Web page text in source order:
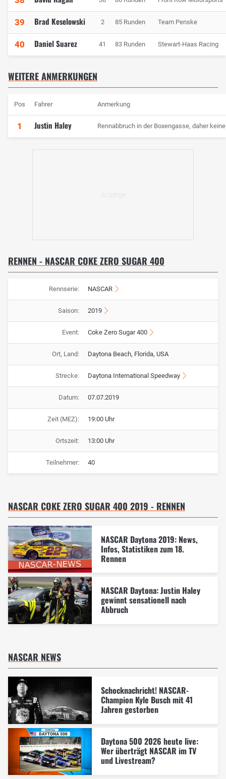
39 Brad Keselowski 2 85 Runden Team Penske
40 Daniel Suarez 41 83 Runden Stewart-Haas Racing
WEITERE ANMERKUNGEN
Pos Fahrer Anmerkung
1 Justin Haley Rennabbruch in der Boxengasse, daher
RENNEN - NASCAR COKE ZERO SUGAR 400
Rennserie: NASCAR
Saison: 2019
Event: Coke Zero Sugar 400
Ort, Land: Daytona Beach, Florida, USA
Strecke: Daytona International Speedway
Datum: 07.07.2019
Zeit (MEZ): 19:00 Uhr
Ortszeit: 13:00 Uhr
Teilnehmer: 40
NASCAR COKE ZERO SUGAR 400 2019 - RENNEN
NASCAR Daytona 2019: News,
Infos, Statistiken zum 18.
Rennen
NASCAR Daytona: Justin Haley
gewinnt sensationell nach
Abbruch
NASCAR NEWS
Schocknachricht! NASCAR-
Champion Kyle Busch mit 41
Jahren gestorben
Daytona 500 2026 heute live:
Wer überträgt NASCAR im TV
und Livestream?